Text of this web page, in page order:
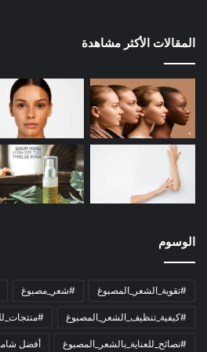
المقالات الأكثر مشاهدة
الوسوم
#تقوية_الشعر_المصبوغ #شعر_مصبوغ
#كيفية_تنظيف_الشعر_المصبوغ
#نصائح_للعناية_بالشعر_المصبوغ أفضل